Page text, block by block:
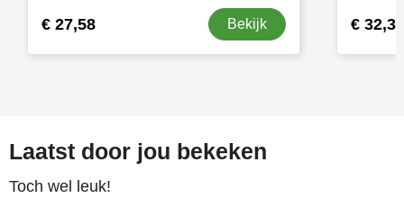
€ 27,58 Bekijk € 32,34
Laatst door jou bekeken
Toch wel leuk!